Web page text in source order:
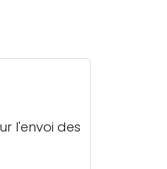
l'envoi des